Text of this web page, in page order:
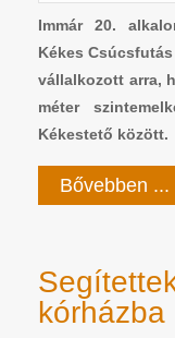
Immár 20.
Kékes
vállalkozott arra,
méter
Kékestető között.
Bővebben ...
kórházba